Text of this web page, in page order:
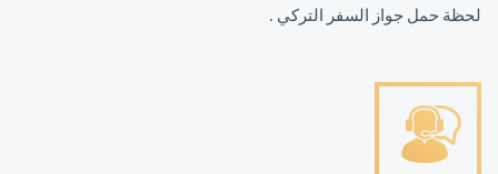
لحظة حمل جواز السفر التركي .